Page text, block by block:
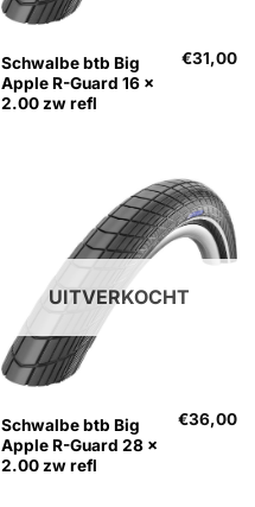
Schwalbe btb Big
Apple R-Guard 16 x
2.00 zw refl
€31,00
UITVERKOCHT
Schwalbe btb Big
Apple R-Guard 28 x
2.00 zw refl
€36,00